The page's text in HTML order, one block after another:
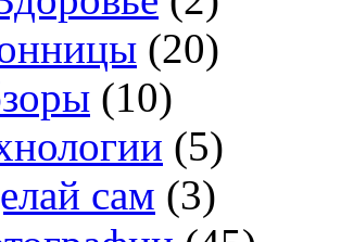
(20)
(10)
(5)
сам (3)